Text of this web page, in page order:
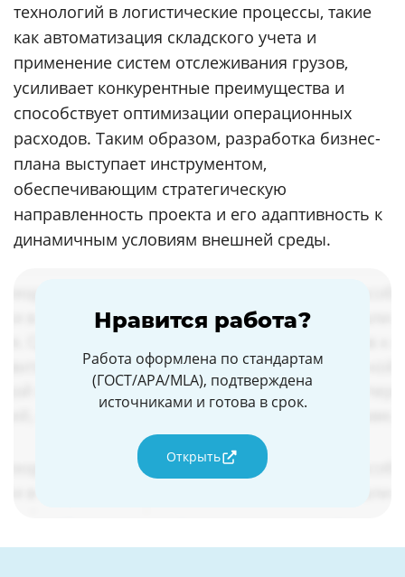
технологий в логистические процессы, такие
как автоматизация складского учета и
применение систем отслеживания грузов,
усиливает конкурентные преимущества и
способствует оптимизации операционных
расходов. Таким образом, разработка бизнес-
плана выступает инструментом,
обеспечивающим стратегическую
направленность проекта и его адаптивность к
динамичным условиям внешней среды.
Нравится работа?
Работа оформлена по стандартам
(ГОСТ/APA/MLA), подтверждена
источниками и готова в срок.
Открыть